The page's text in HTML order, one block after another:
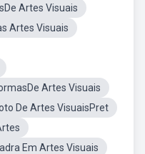
Artes Visuais
Artes Visuais
Artes Visuais
De Artes VisuaisPret
Em Artes Visuais